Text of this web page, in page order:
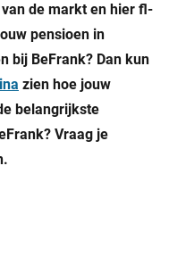
van de markt en hier fl­
pensioen in
bij BeFrank? Dan kun
zien hoe jouw
belangrijkste
Vraag je